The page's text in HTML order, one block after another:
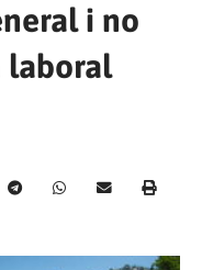
i no
laboral